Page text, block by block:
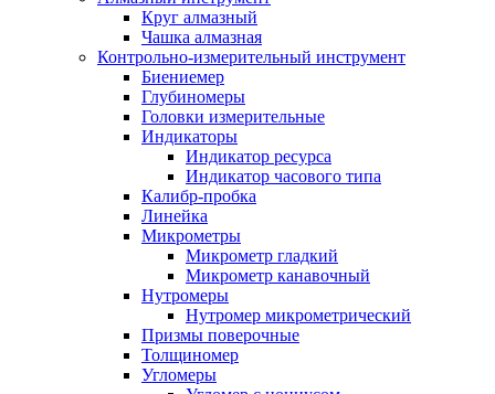
Круг алмазный
Чашка алмазная
Контрольно-измерительный инструмент
Биениемер
Глубиномеры
Головки измерительные
Индикаторы
Индикатор ресурса
Индикатор часового типа
Калибр-пробка
Линейка
Микрометры
Микрометр гладкий
Микрометр канавочный
Нутромеры
Нутромер микрометрический
Призмы поверочные
Толщиномер
Угломеры